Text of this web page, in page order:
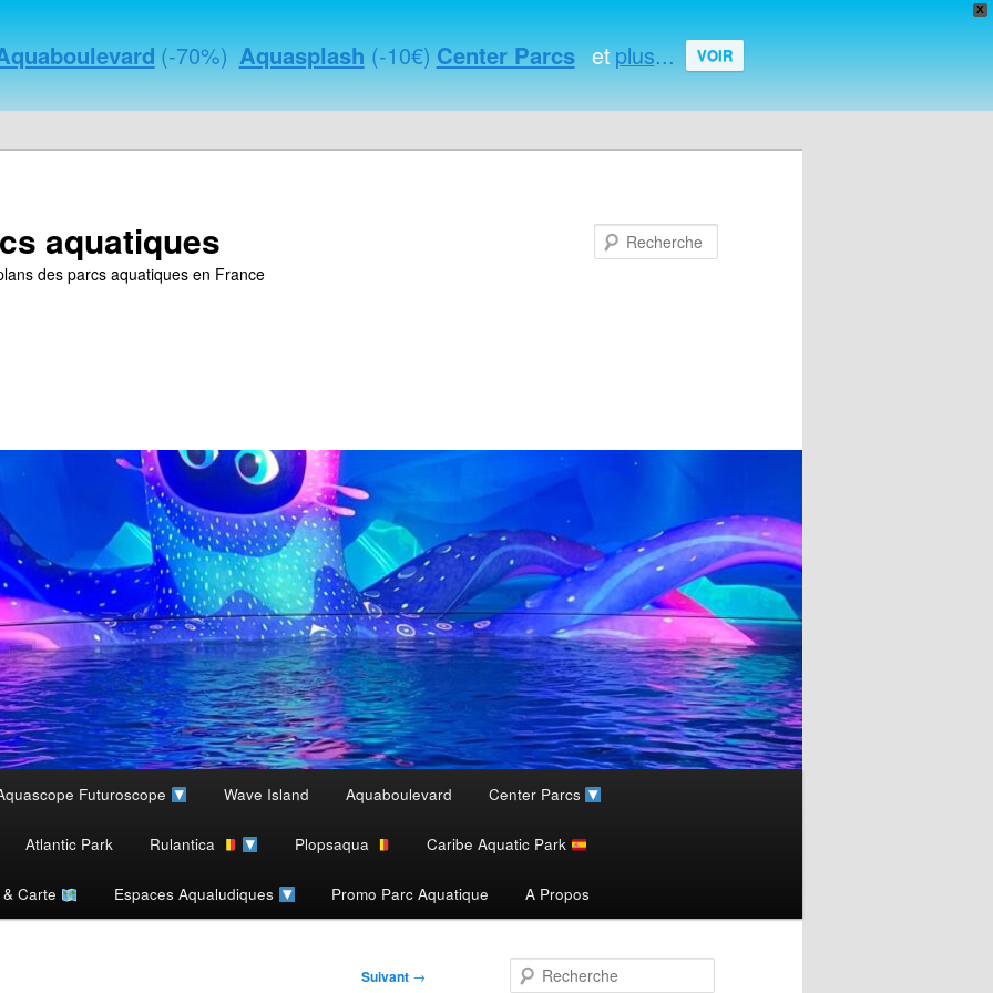
X
(-70%) Aquasplash (-10€)Center Parcsetplus... VOIR
aquatiques
des parcs aquatiques en France
Futuroscope Wave Island Aquaboulevard Center Parcs
Atlantic Park Rulantica Plopsaqua Caribe Aquatic Park
Carte Espaces Aqualudiques Promo Parc Aquatique A Propos
Suivant →